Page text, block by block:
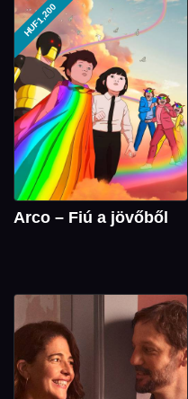
HUF1,200
Arco – Fiú a jövőből